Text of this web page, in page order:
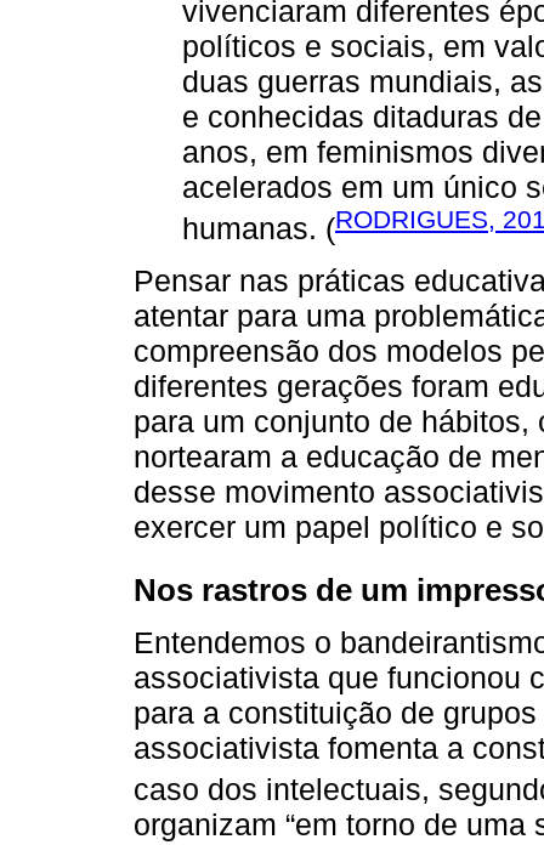
vivenciaram diferentes
políticos e sociais, em
duas guerras mundiais,
e conhecidas ditaduras
anos, em feminismos
acelerados em um único
humanas. (RODRIGUES,
Pensar nas práticas
atentar para uma
compreensão dos modelos
diferentes gerações foram
para um conjunto de
nortearam a educação de
desse movimento
exercer um papel político e
Nos rastros de um
Entendemos o
associativista que funcionou
para a constituição de
associativista fomenta a
caso dos intelectuais,
organizam “em torno de